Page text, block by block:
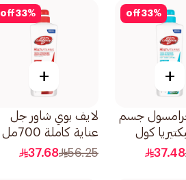
33%
off
+
جسم
كول
37.48
33%
off
+
لايف بوي شاور جل
عناية كاملة 700مل
56.25
37.68